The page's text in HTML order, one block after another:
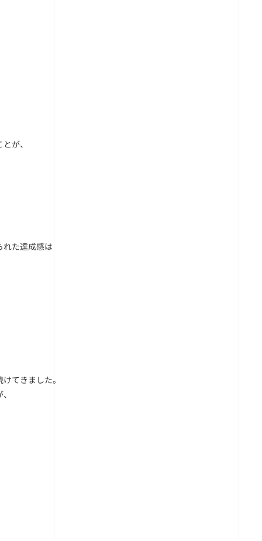
が、
れた達成感は
てきました。